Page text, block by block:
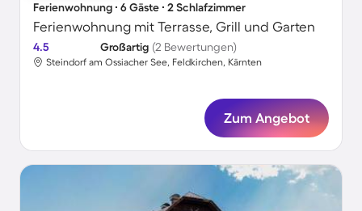
Ferienwohnung ∙ 6 Gäste ∙ 2 Schlafzimmer
Ferienwohnung mit Terrasse, Grill und Garten
4.5 Großartig (2 Bewertungen)
Steindorf am Ossiacher See, Feldkirchen, Kärnten
Zum Angebot